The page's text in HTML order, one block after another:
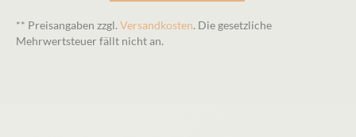
** Preisangaben zzgl. Versandkosten. Die gesetzliche
Mehrwertsteuer fällt nicht an.